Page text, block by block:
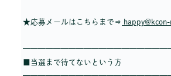
★応募メールはこちらまで⇒
■当選まで待てないという方